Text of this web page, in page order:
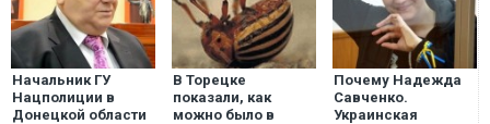
Начальник ГУ
Нацполиции в
Донецкой области
В Торецке
показали, как
можно было в
Почему Надежда
Савченко.
Украинская